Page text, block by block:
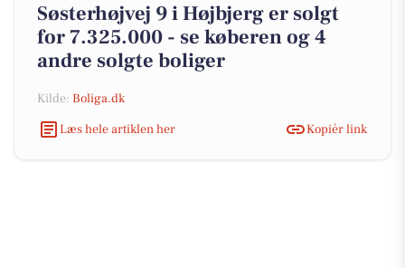
Søsterhøjvej 9 i Højbjerg er solgt
for 7.325.000 - se køberen og 4
andre solgte boliger
Kilde: Boliga.dk
Læs hele artiklen her
Kopiér link